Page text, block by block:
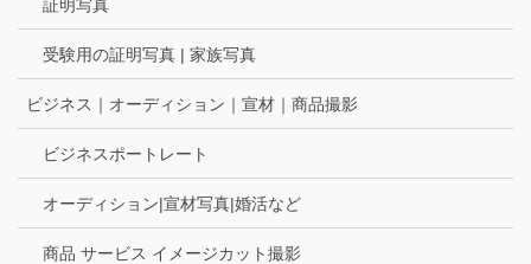
証明写真
受験用の証明写真 | 家族写真
ビジネス｜オーディション｜宣材｜商品撮影
ビジネスポートレート
オーディション|宣材写真|婚活など
商品 サービス イメージカット撮影